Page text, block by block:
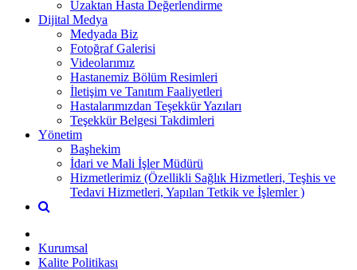
Uzaktan Hasta Değerlendirme
Dijital Medya
Medyada Biz
Fotoğraf Galerisi
Videolarımız
Hastanemiz Bölüm Resimleri
İletişim ve Tanıtım Faaliyetleri
Hastalarımızdan Teşekkür Yazıları
Teşekkür Belgesi Takdimleri
Yönetim
Başhekim
İdari ve Mali İşler Müdürü
Hizmetlerimiz (Özellikli Sağlık Hizmetleri, Teşhis ve
Tedavi Hizmetleri, Yapılan Tetkik ve İşlemler )
Kurumsal
Kalite Politikası